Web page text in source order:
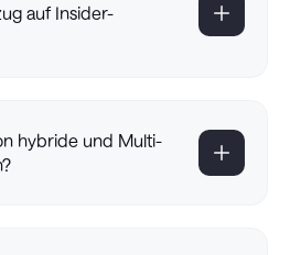
auf Insider-
hybride und Multi-